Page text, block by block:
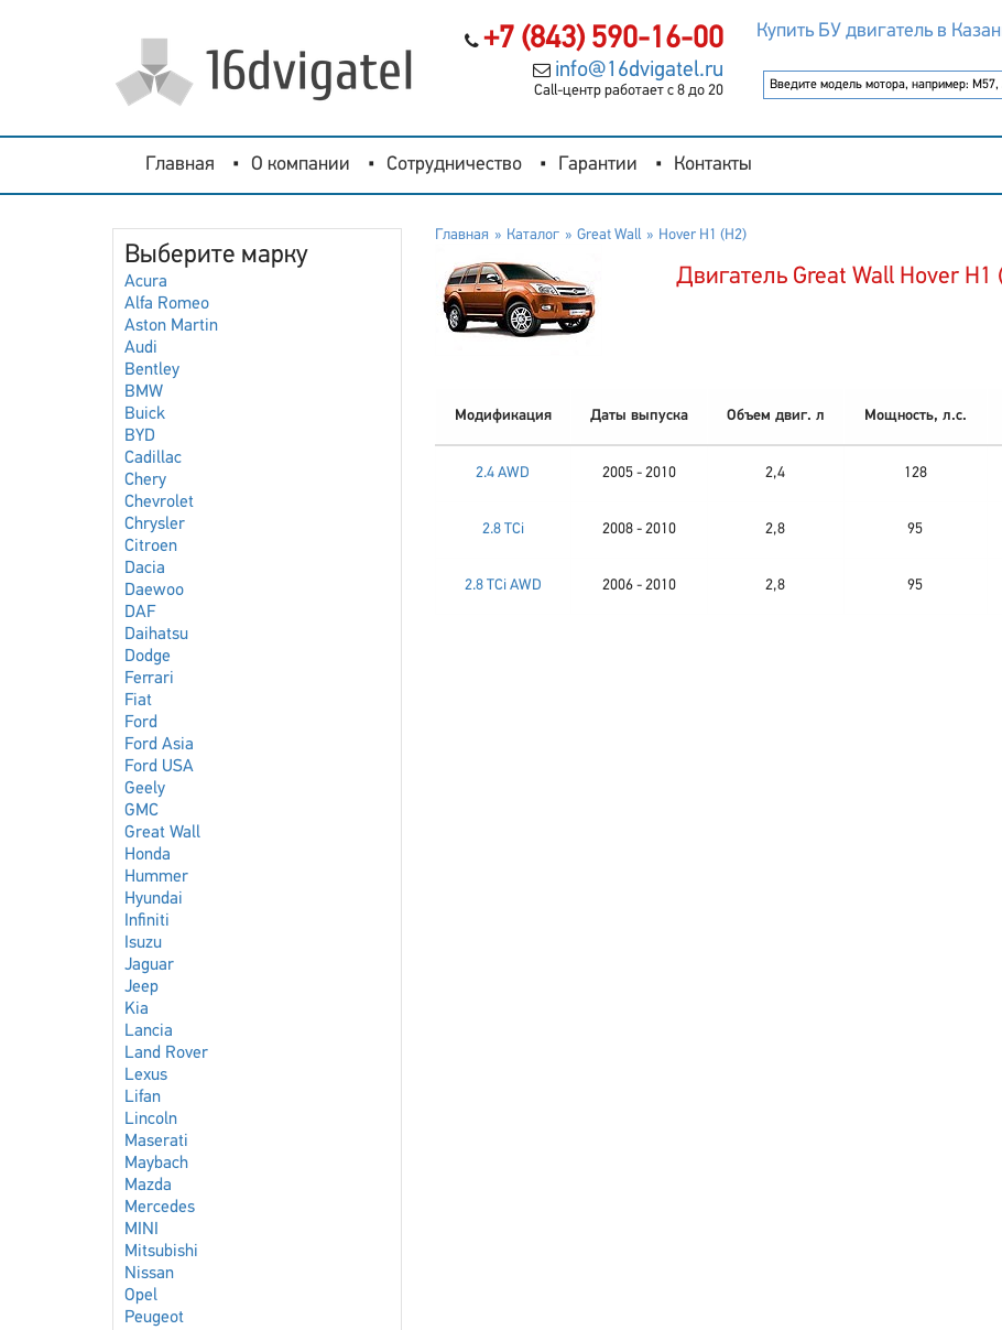
+7 (843) 590-16-00
info@16dvigatel.ru
Call-центр работает с 8 до 20
Купить БУ двигатель в
Главная О компании Сотрудничество Гарантии Контакты
Выберите марку
Acura
Alfa Romeo
Aston Martin
Audi
Bentley
BMW
Buick
BYD
Cadillac
Chery
Chevrolet
Chrysler
Citroen
Dacia
Daewoo
DAF
Daihatsu
Dodge
Ferrari
Fiat
Ford
Ford Asia
Ford USA
Geely
GMC
Great Wall
Honda
Hummer
Hyundai
Infiniti
Isuzu
Jaguar
Jeep
Kia
Lancia
Land Rover
Lexus
Lifan
Lincoln
Maserati
Maybach
Mazda
Mercedes
MINI
Mitsubishi
Nissan
Opel
Peugeot
Главная Каталог Great Wall Hover H1 (H2)
Двигатель Great Wall Hover H1
Модификация Даты выпуска Объем двиг. л Мощность, л.с.
2.4 AWD 2005 - 2010 2,4 128
2.8 TCi 2008 - 2010 2,8 95
2.8 TCi AWD 2006 - 2010 2,8 95